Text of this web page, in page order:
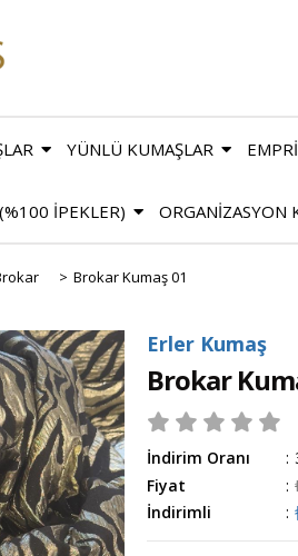
YÜNLÜ KUMAŞLAR
İPEKLER) ORGANİZASYON
> Brokar Kumaş 01
Erler Kumaş
Brokar
İndirim Oranı :
Fiyat
:
İndirimli
: